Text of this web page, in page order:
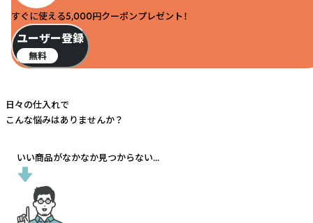
すぐに使える5,000円クーポンプレゼント！
ユーザー登録
無料
日々の仕入れで
こんな悩みはありませんか？
いい商品がなかなか見つからない...